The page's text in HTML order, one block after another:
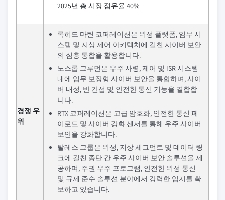
2025년 총 시장 점유율 40%
경쟁 우
위
록히드 마틴 코퍼레이션은 위성 플랫폼, 임무 시
스템 및 지상 제어 아키텍처에 걸친 사이버 보안
의 심층 통합을 활용합니다.
노스롭 그루먼은 우주 사령, 제어 및 ISR 시스템
내에 임무 보장형 사이버 보안을 통합하며, 사이
버 내성, 반 간섭 및 안전한 통신 기능을 결합합
니다.
RTX 코퍼레이션은 고급 암호화, 안전한 통신 페
이로드 및 사이버 강화 센서를 통해 우주 사이버
보안을 강화합니다.
탈레스 그룹은 위성, 지상 세그먼트 및 데이터 링
크에 걸친 종단 간 우주 사이버 보안 솔루션을 제
공하며, 주권 우주 프로그램, 안전한 위성 통신
및 규제 준수 솔루션 분야에서 강력한 입지를 확
보하고 있습니다.